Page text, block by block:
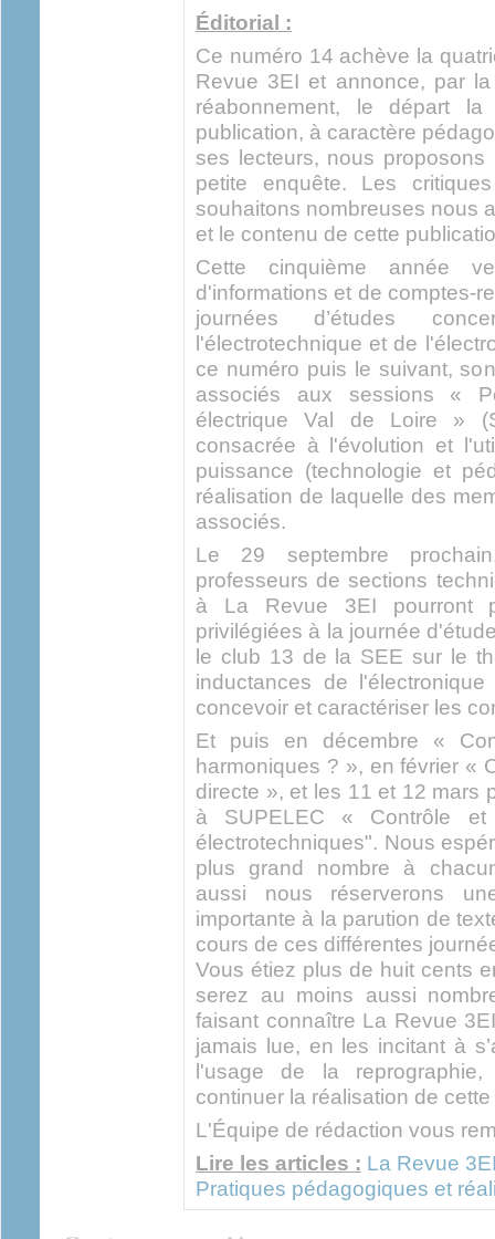
Éditorial :
Ce numéro 14 achève la
Revue 3EI et annonce, par
réabonnement, le départ
publication, à caractère
ses lecteurs, nous
petite enquête. Les
souhaitons nombreuses nous
et le contenu de cette
Cette cinquième année
d'informations et de comptes-
journées d’études
l'électrotechnique et de
ce numéro puis le suivant,
associés aux sessions «
électrique Val de Loire »
consacrée à l'évolution et
puissance (technologie et
réalisation de laquelle des
associés.
Le 29 septembre
professeurs de sections
à La Revue 3EI pourront
privilégiées à la journée
le club 13 de la SEE sur le
inductances de
concevoir et caractériser les
Et puis en décembre «
harmoniques ? », en février «
directe », et les 11 et 12 mars
à SUPELEC « Contrôle et
électrotechniques". Nous
plus grand nombre à
aussi nous réserverons
importante à la parution de
cours de ces différentes
Vous étiez plus de huit cents
serez au moins aussi
faisant connaître La Revue
jamais lue, en les incitant à
l'usage de la
continuer la réalisation de
L'Équipe de rédaction vous
Lire les articles : La Revue
Pratiques pédagogiques et